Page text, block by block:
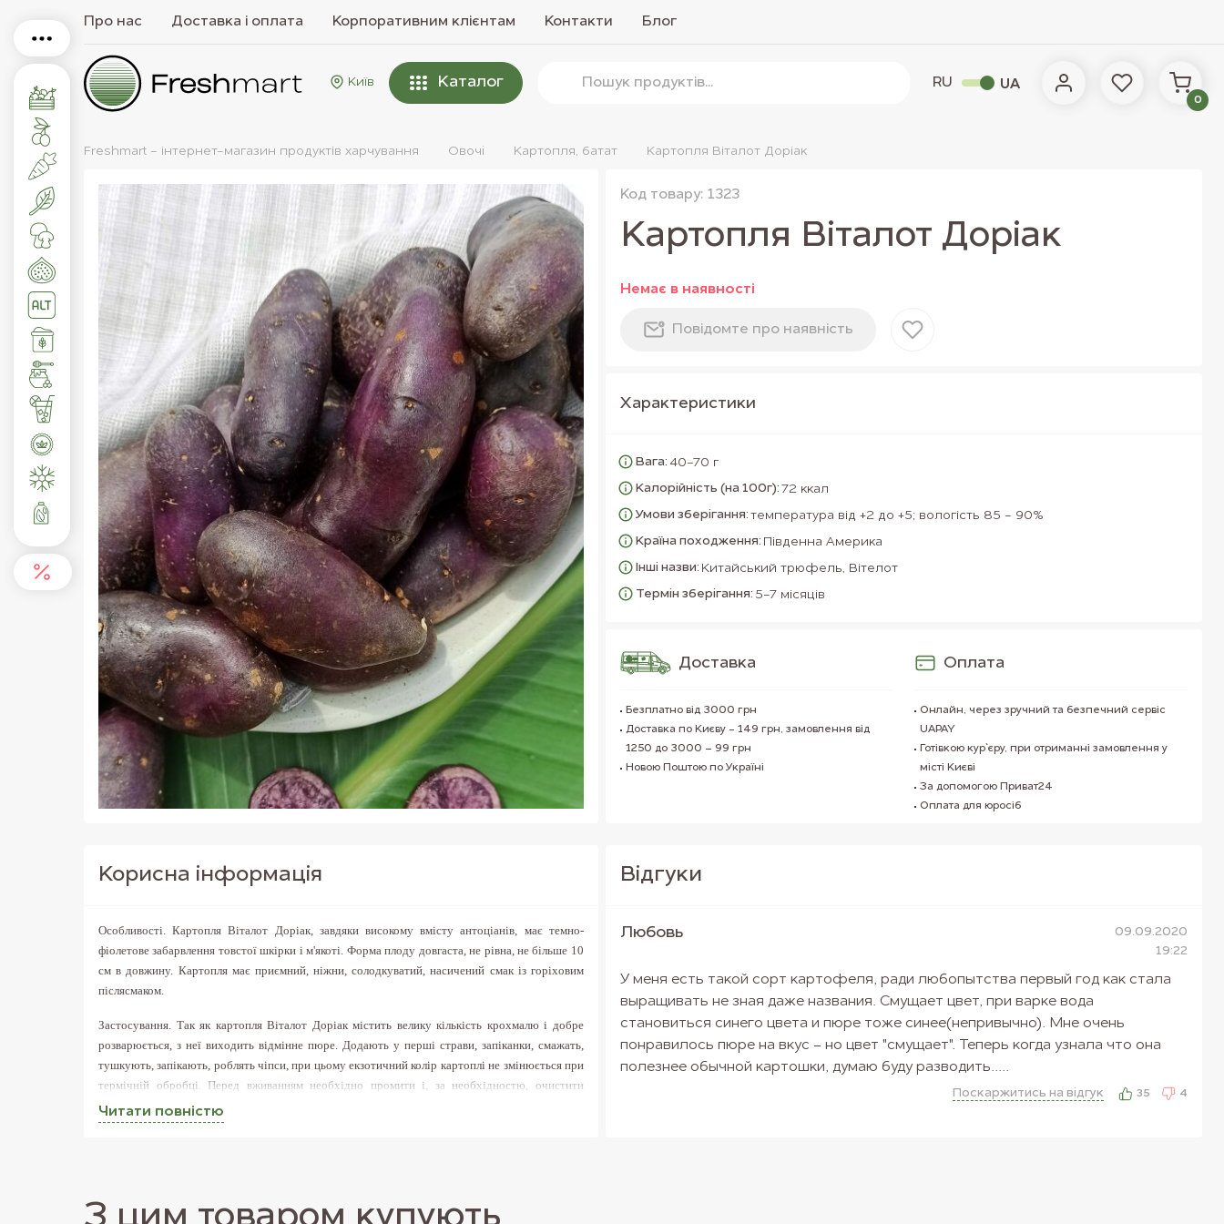
Про нас Доставка і оплата Корпоративним клієнтам Контакти Блог
Київ Каталог RU UA
0
Freshmart - інтернет-магазин продуктів харчування Овочi Картопля, батат Картопля Віталот Доріак
Картопля Віталот Доріак
Код товару: 1323
Немає в наявностi
Повiдомте про наявнiсть
Характеристики
Вага: 40-70 г
Калорійність (на 100г): 72 ккал
Умови зберігання: температура від +2 до +5; вологість 85 - 90%
Країна походження: Південна Америка
Інші назви: Китайський трюфель, Вітелот
Термін зберігання: 5-7 місяців
Доставка
Безплатно від 3000 грн
Доставка по Києву - 149 грн, замовлення від
1250 до 3000 – 99 грн
Новою Поштою по Україні
Оплата
Онлайн, через зручний та безпечний сервіс
UAPAY
Готівкою кур`єру, при отриманні замовлення у
місті Києві
За допомогою Приват24
Оплата для юросіб
Корисна iнформацiя
Читати повнiстю
Особливості. Картопля Віталот Доріак, завдяки високому вмісту антоціанів, має темно-
фіолетове забарвлення товстої шкірки і м'якоті. Форма плоду довгаста, не рівна, не більше 10
см в довжину. Картопля має приємний, ніжни, солодкуватий, насичений смак із горіховим
післясмаком.
Застосування. Так як картопля Віталот Доріак містить велику кількість крохмалю і добре
розварюється, з неї виходить відмінне пюре. Додають у перші страви, запіканки, смажать,
тушкують, запікають, роблять чіпси, при цьому екзотичний колір картоплі не змінюється при
термічній обробці. Перед вживанням необхідно промити і, за необхідностю, очистити
шкірку.
поліпшується робота шлунково-кишкового тракту. Має антиоксидантну дію, підвищує
імунітет, поліпшує зір.
Вiдгуки
Любовь
09.09.2020
19:22
У меня есть такой сорт картофеля, ради любопытства первый год как стала
выращивать не зная даже названия. Смущает цвет, при варке вода
становиться синего цвета и пюре тоже синее(непривычно). Мне очень
понравилось пюре на вкус - но цвет "смущает". Теперь когда узнала что она
полезнее обычной картошки, думаю буду разводить.....
Поскаржитись на вiдгук 35 4